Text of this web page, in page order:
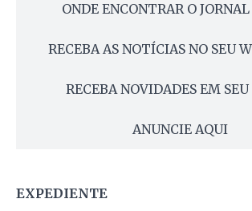
ONDE ENCONTRAR O
RECEBA AS NOTÍCIAS NO SEU
RECEBA NOVIDADES EM
ANUNCIE AQUI
EXPEDIENTE